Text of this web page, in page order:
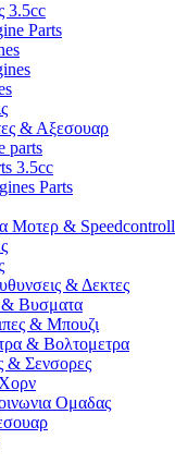
3.5cc
Parts
& Αξεσουαρ
parts
3.5cc
Parts
Μοτερ & Speedcontroll
& Δεκτες
Βυσματα
& Μπουζι
& Βολτομετρα
& Σενσορες
Ομαδας